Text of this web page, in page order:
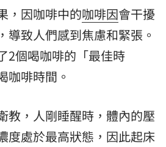
，因咖啡中的咖啡因會干擾
導致人們感到焦慮和緊張。
2個喝咖啡的「最佳時
咖啡時間。
教，人剛睡醒時，體內的壓
度處於最高狀態，因此起床